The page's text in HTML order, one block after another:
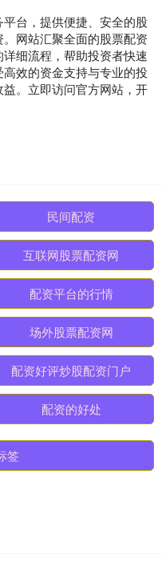
台，提供便捷、安全的股
网站汇聚全面的股票配资
细流程，帮助投资者快速
效的资金支持与专业的投
。立即访问官方网站，开
民间配资
互联网股票配资网
配资平台的行情
场外股票配资网
配资好评炒股配资门户
配资的好处
签